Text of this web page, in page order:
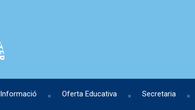
Informació Oferta Educativa Secretaria